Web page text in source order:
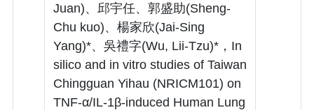
Juan)、邱宇任、郭盛助(Sheng-
Chu kuo)、楊家欣(Jai-Sing
Yang)*、吳禮字(Wu, Lii-Tzu)*，In
silico and in vitro studies of Taiwan
Chingguan Yihau (NRICM101) on
TNF-α/IL-1β-induced Human Lung